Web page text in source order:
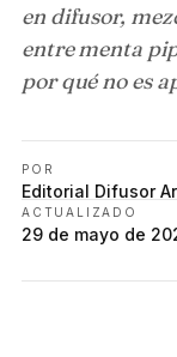
en difusor,
entre menta
por qué no es
POR
Editorial Difusor
ACTUALIZADO
29 de mayo de